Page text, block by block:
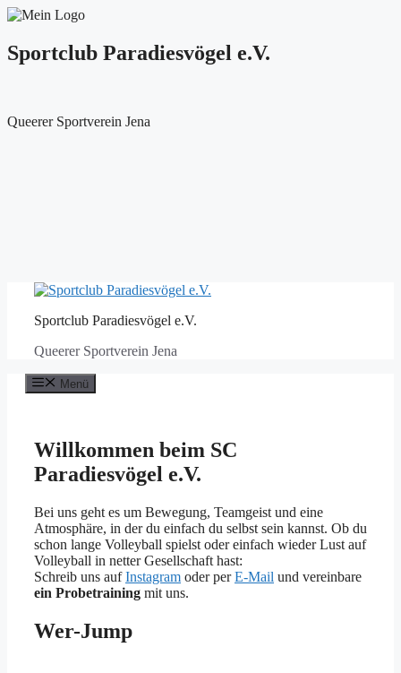
Sportclub Paradiesvögel e.V.
Queerer Sportverein Jena
springenSportclub Paradiesvögel e.V.
Queerer Sportverein Jena
Menü
Willkommen beim SC
Paradiesvögel e.V.
Bei uns geht es um Bewegung, Teamgeist und eine
Atmosphäre, in der du einfach du selbst sein kannst. Ob du
schon lange Volleyball spielst oder einfach wieder Lust auf
Volleyball in netter Gesellschaft hast:
Schreib uns aufInstagram oder perE-Mail und vereinbare
ein Probetraining mit uns.
Wer-Jump